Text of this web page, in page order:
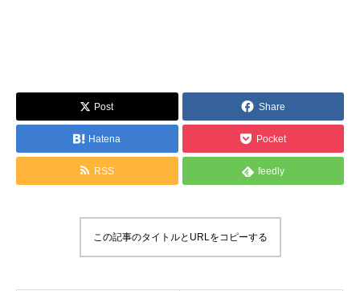
Post Share
Hatena Pocket
RSS feedly
この記事のタイトルとURLをコピーする